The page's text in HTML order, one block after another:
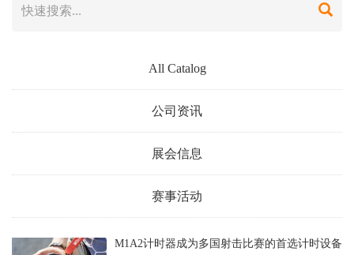
All Catalog
公司资讯
展会信息
赛事活动
M1A2计时器成为多国射击比赛的首选计时设备